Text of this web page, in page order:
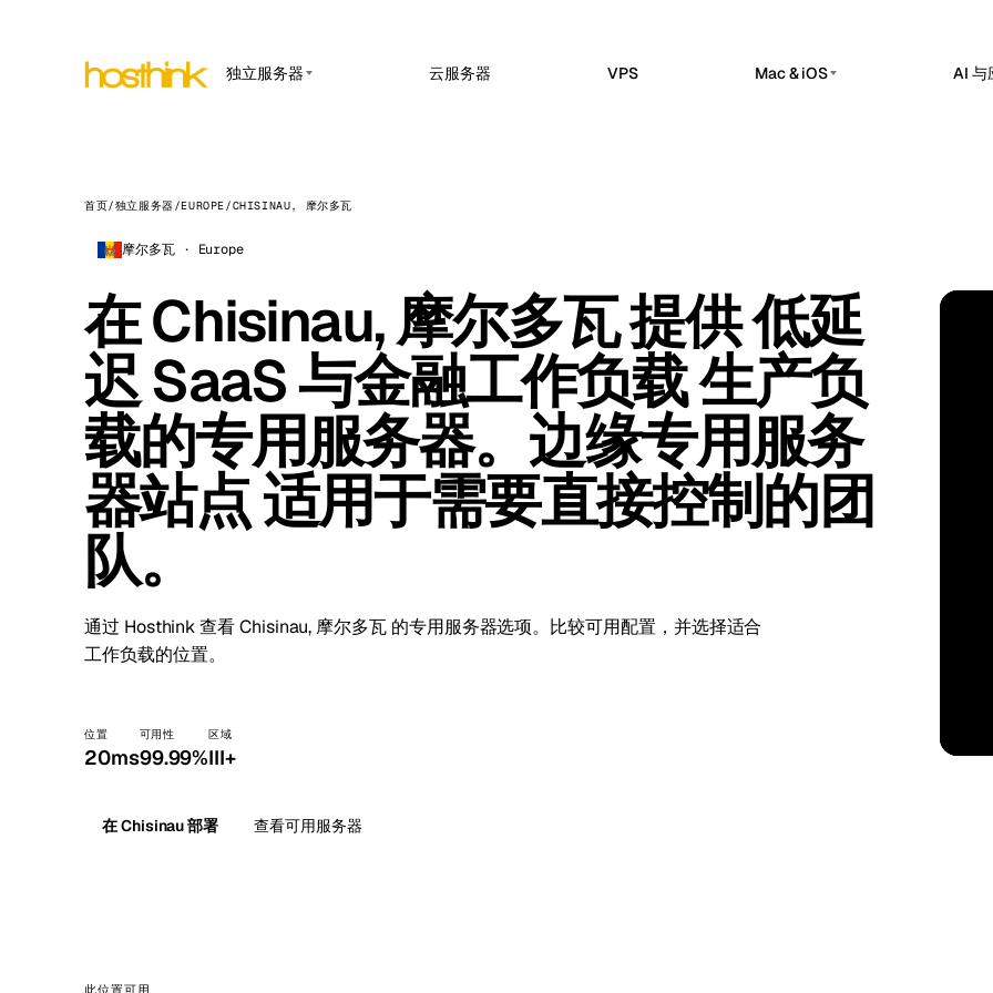
独立服务器
欧洲 服务器 (32)
南美 服务器 (4)
大洋洲 服务器 (2)
Istanbul 土耳其 Keflavik
Lisbon 葡萄牙 London
Manchester 英国 Milan
Novi Travnik 波斯尼亚和黑塞哥维那 Oslo
Prague 捷克 Siauliai
Stockholm 瑞典 Tallinn
云服务器 VPS Mac & iOS AI 与
Uptime Kuma 托管版
在线率检查、SSL 监控、告警和状态页面。
推理工作负载
GPU AI 服务器
专用 GPU 基础设施
专用 LLM 服务器
Self-hosted AI 堆栈
首页/独立服务器/EUROPE/CHISINAU, 摩尔多瓦
摩尔多瓦 · Europe
在 Chisinau, 摩尔多瓦 提供 低延
迟 SaaS 与金融工作负载 生产负
载的专用服务器。边缘专用服务
器站点 适用于需要直接控制的团
队。
通过 Hosthink 查看 Chisinau, 摩尔多瓦 的专用服务器选项。比较可用配置，并选择适合
工作负载的位置。
位置
20ms
可用性
99.99%
区域
III+
在 Chisinau 部署 查看可用服务器
此位置可用